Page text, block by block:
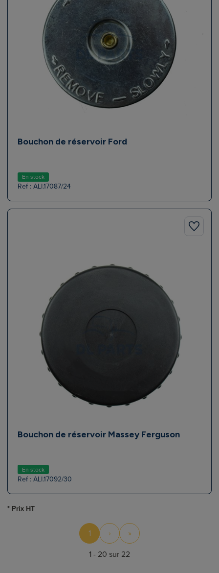
Bouchon de réservoir Ford
En stock
Ref : ALI.17087/24
Bouchon de réservoir Massey Ferguson
En stock
Ref : ALI.17092/30
* Prix HT
1 ›
»
1 - 20 sur 22